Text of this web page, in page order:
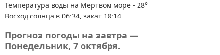
Температура воды на Мертвом море - 28°
Восход солнца в 06:34, закат 18:14.
Прогноз погоды на завтра —
Понедельник, 7 октября.